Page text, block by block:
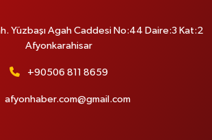
Yüzbaşı Agah Caddesi No:44 Daire:3 Kat:2
Afyonkarahisar
+90506 811 8659
afyonhaber.com@gmail.com